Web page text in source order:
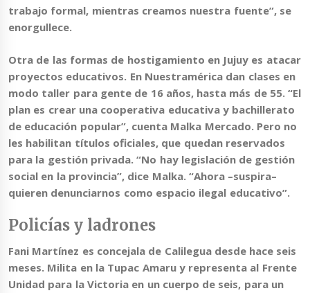
trabajo formal, mientras creamos nuestra fuente”, se
enorgullece.
Otra de las formas de hostigamiento en Jujuy es atacar
proyectos educativos. En Nuestramérica dan clases en
modo taller para gente de 16 años, hasta más de 55. “El
plan es crear una cooperativa educativa y bachillerato
de educación popular”, cuenta Malka Mercado. Pero no
les habilitan títulos oficiales, que quedan reservados
para la gestión privada. “No hay legislación de gestión
social en la provincia”, dice Malka. “Ahora –suspira–
quieren denunciarnos como espacio ilegal educativo”.
Policías y ladrones
Fani Martínez es concejala de Calilegua desde hace seis
meses. Milita en la Tupac Amaru y representa al Frente
Unidad para la Victoria en un cuerpo de seis, para un